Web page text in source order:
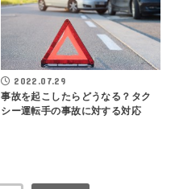
2022.07.29
事故を起こしたらどうなる？タク
シー運転手の事故に対する対応